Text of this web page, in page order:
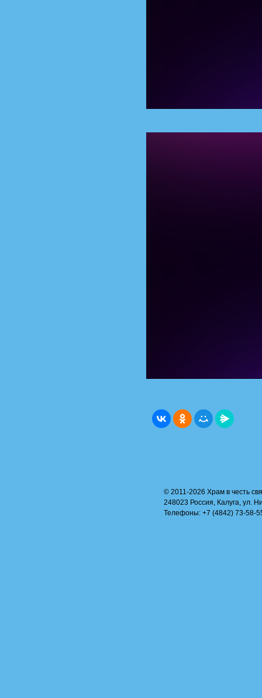
© 2011-2026 Храм в честь
248023 Россия, Калуга, ул.
Телефоны: +7 (4842) 73-58-